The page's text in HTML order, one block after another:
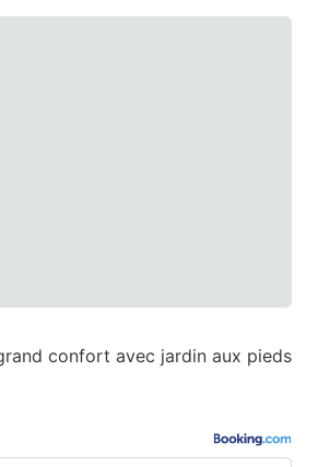
confort avec jardin aux pieds